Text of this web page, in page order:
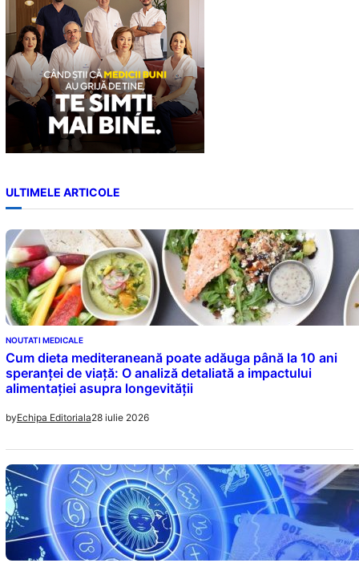
ULTIMELE ARTICOLE
NOUTATI MEDICALE
Cum dieta mediteraneană poate adăuga până la 10 ani
speranței de viață: O analiză detaliată a impactului
alimentației asupra longevității
byEchipa Editoriala28 iulie 2026